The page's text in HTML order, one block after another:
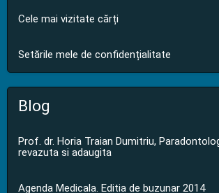
Cele mai vizitate cărți
Setările mele de confidențialitate
Blog
Prof. dr. Horia Traian Dumitriu,
revazuta si adaugita
Agenda Medicala. Editia de buzunar 2014